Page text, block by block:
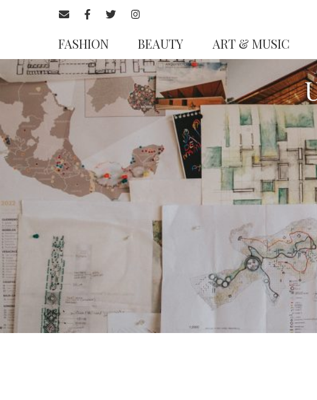
FASHION BEAUTY ART & MUSIC